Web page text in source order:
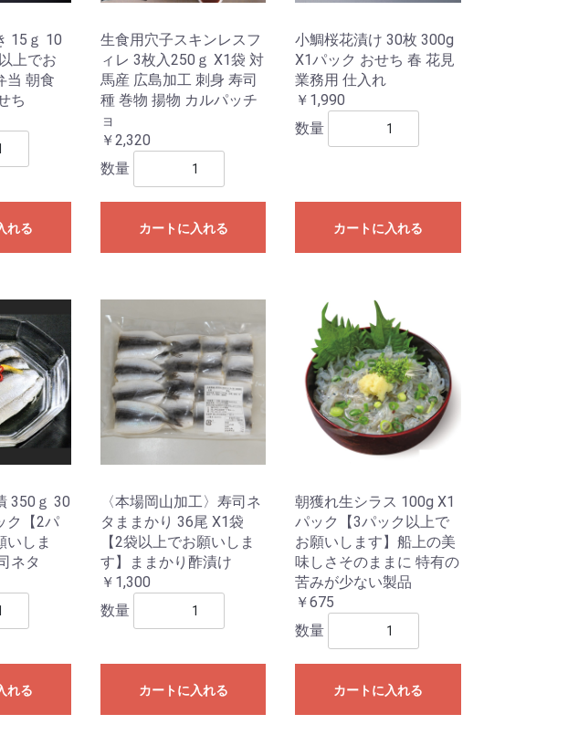
15ｇ 10
上でお
当 朝食
ち
れる
生食用穴子スキンレスフ
ィレ 3枚入250ｇ X1袋 対
馬産 広島加工 刺身 寿司
種 巻物 揚物 カルパッチ
ョ
￥2,320
数量
カートに入れる
小鯛桜花漬け 30枚 300g
X1パック おせち 春 花見
業務用 仕入れ
￥1,990
数量
カートに入れる
350ｇ 30
ク【2パ
いしま
ネタ
れる
〈本場岡山加工〉寿司ネ
タままかり 36尾 X1袋
【2袋以上でお願いしま
す】ままかり酢漬け
￥1,300
数量
カートに入れる
朝獲れ生シラス 100g X1
パック【3パック以上で
お願いします】船上の美
味しさそのままに 特有の
苦みが少ない製品
￥675
数量
カートに入れる